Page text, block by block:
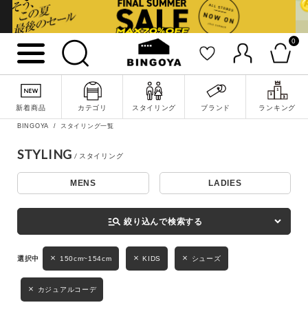
0
新着商品 カテゴリ スタイリング ブランド ランキング
詳細検索
キーワード
性別
MENS LADIES
BINGOYA スタイリング一覧
STYLING
MENS LADIES
manage_search 絞り込んで検索する
150cm~154cm KIDS シューズ
カジュアルコーデ